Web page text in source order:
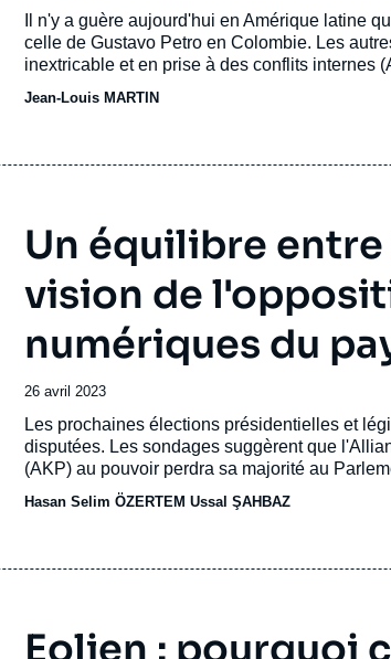
de
publication
Accroche
Il n'y a guère aujourd'hui en Amérique latine
celle de Gustavo Petro en Colombie. Les
inextricable et en prise à des conflits internes
Brésil, et Luis Arce en Bolivie), ou alors ont
Jean-Louis MARTIN
Un équilibre
vision de
numériques du
Date
de
publication
26 avril 2023
Accroche
Les prochaines élections présidentielles et
disputées. Les sondages suggèrent que
(AKP) au pouvoir perdra sa majorité au
Hasan Selim ÖZERTEM Ussal ŞAHBAZ
Eolien : pourquoi